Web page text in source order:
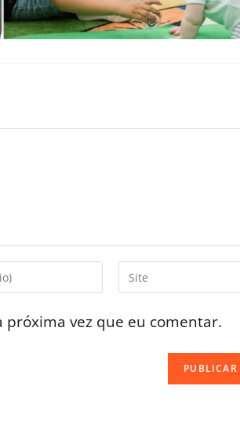
próxima vez que eu comentar.